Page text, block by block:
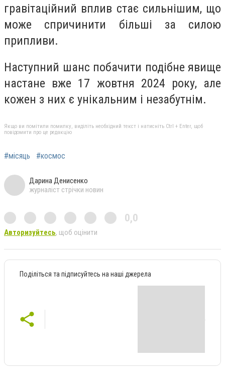
гравітаційний вплив стає сильнішим, що
може спричинити більші за силою
припливи.
Наступний шанс побачити подібне явище
настане вже 17 жовтня 2024 року, але
кожен з них є унікальним і незабутнім.
Якщо ви помітили помилку, виділіть необхідний текст і натисніть Ctrl + Enter, щоб
повідомити про це редакцію
#місяць #космос
Дарина Денисенко
журналіст стрічки новин
0,0
Авторизуйтесь, щоб оцінити
Поділіться та підписуйтесь на наші джерела